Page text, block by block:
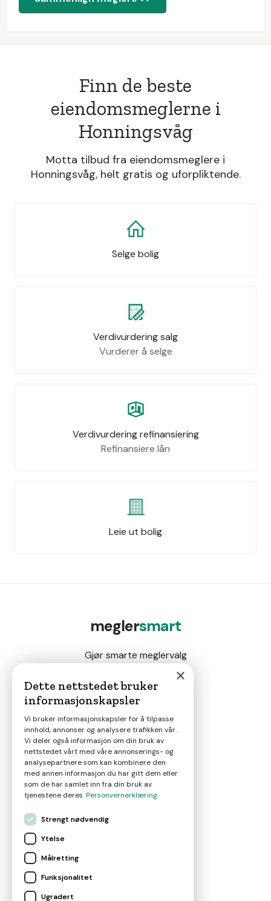
Finn de beste
eiendomsmeglerne i
Honningsvåg
Motta tilbud fra eiendomsmeglere i
Honningsvåg, helt gratis og uforpliktende.
Selge bolig
Verdivurdering salg
Vurderer å selge
Verdivurdering refinansiering
Refinansiere lån
Leie ut bolig
meglersmart
Gjør smarte meglervalg
Magasin
Nyheter
Om oss
×
Dette nettstedet bruker
informasjonskapsler
Vi bruker informasjonskapsler for å tilpasse
innhold, annonser og analysere trafikken vår.
Vi deler også informasjon om din bruk av
nettstedet vårt med våre annonserings- og
analysepartnere som kan kombinere den
med annen informasjon du har gitt dem eller
som de har samlet inn fra din bruk av
tjenestene deres.Personvernerklæring
Strengt nødvendig
Ytelse
Målretting
Funksjonalitet
Ugradert